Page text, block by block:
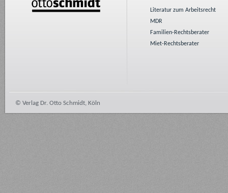
Literatur zum Arbeitsrecht
MDR
Familien-Rechtsberater
Miet-Rechtsberater
© Verlag Dr. Otto Schmidt, Köln